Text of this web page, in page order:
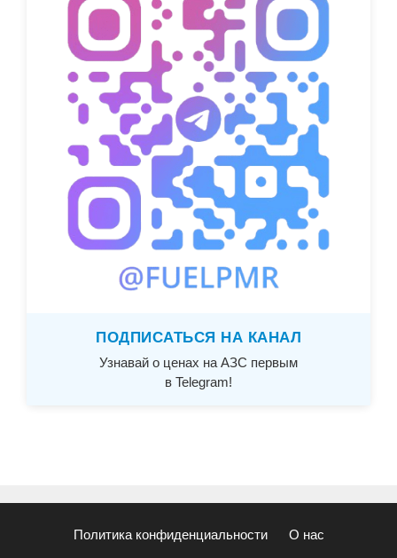
ПОДПИСАТЬСЯ НА КАНАЛ
Узнавай о ценах на АЗС первым
в Telegram!
Политика конфиденциальности О нас